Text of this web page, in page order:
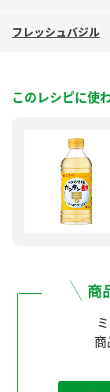
フレッシュバジル
このレシピに使
商